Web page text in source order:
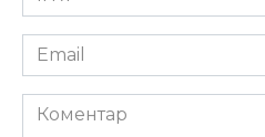
*
Email
*
Коментар